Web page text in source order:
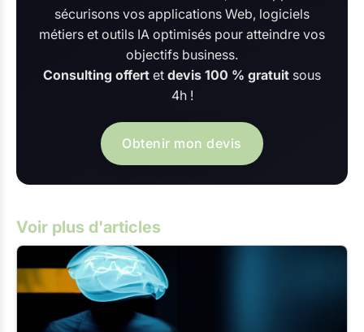
sécurisons vos applications Web, logiciels
métiers et outils IA optimisés pour atteindre vos
objectifs business.
Consulting offert et devis 100 % gratuit sous
4h !
Obtenir mon devis
Voir plus d'articles